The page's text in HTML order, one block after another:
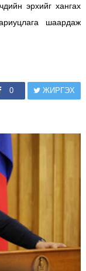
эрхийг хангах
шаардаж
0 ЖИРГЭХ